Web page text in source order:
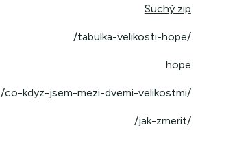
Suchý zip
/tabulka-velikosti-hope/
hope
/co-kdyz-jsem-mezi-dvemi-velikostmi/
/jak-zmerit/